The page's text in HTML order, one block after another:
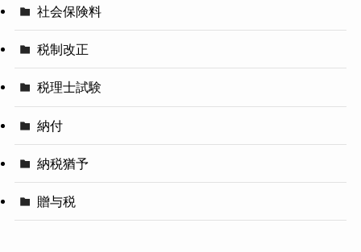
社会保険料
税制改正
税理士試験
納付
納税猶予
贈与税